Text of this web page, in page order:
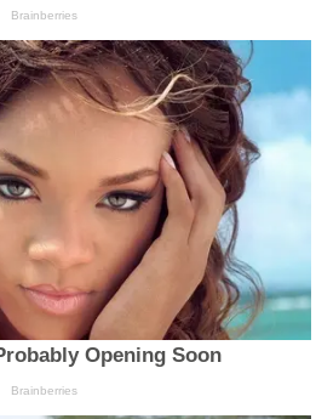
Brainberries
Opening Soon
Brainberries